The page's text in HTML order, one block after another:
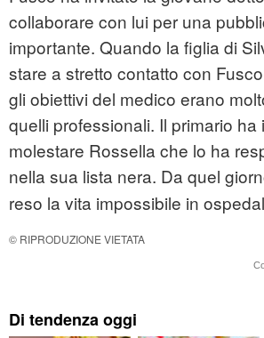
collaborare con lui per una
importante. Quando la figlia di
stare a stretto contatto con
gli obiettivi del medico erano
quelli professionali. Il primario ha
molestare Rossella che lo ha
nella sua lista nera. Da quel
reso la vita impossibile in
© RIPRODUZIONE VIETATA
Di tendenza oggi